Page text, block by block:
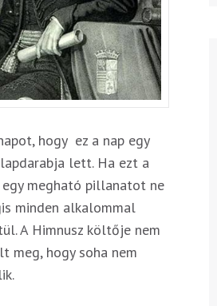
hogy ez a nap egy
lett. Ha ezt a
megható pillanatot ne
minden alkalommal
A Himnusz költője nem
meg, hogy soha nem